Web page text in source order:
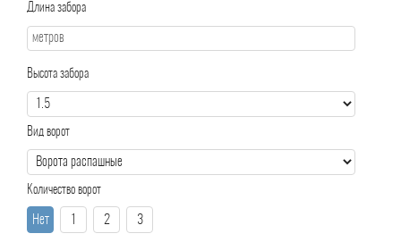
Длина забора
Высота забора
Вид ворот
Количество ворот
Нет 2 3